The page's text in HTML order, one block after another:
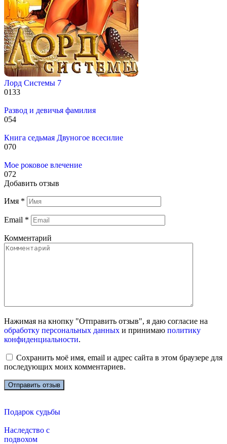
Лорд Системы 7
0133
Развод и девичья фамилия
054
Книга седьмая Двуногое всесилие
070
Мое роковое влечение
072
Добавить отзыв
Имя *
Email *
Комментарий
Нажимая на кнопку "Отправить отзыв", я даю согласие на
обработку персональных данных и принимаю политику
конфиденциальности.
Сохранить моё имя, email и адрес сайта в этом браузере для
последующих моих комментариев.
Подарок судьбы
Наследство с
подвохом